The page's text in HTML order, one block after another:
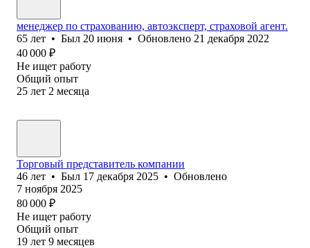
менеджер по страхованию, автоэксперт, страховой агент.
65 лет • Был 20 июня • Обновлено 21 декабря 2022
40 000 ₽
Не ищет работу
Общий опыт
25 лет 2 месяца
Торговый представитель компании
46 лет • Был 17 декабря 2025 • Обновлено
7 ноября 2025
80 000 ₽
Не ищет работу
Общий опыт
19 лет 9 месяцев